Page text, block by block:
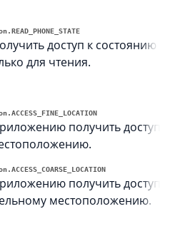
доступ к состоянию
для чтения.
получить доступ
получить доступ
местоположению.